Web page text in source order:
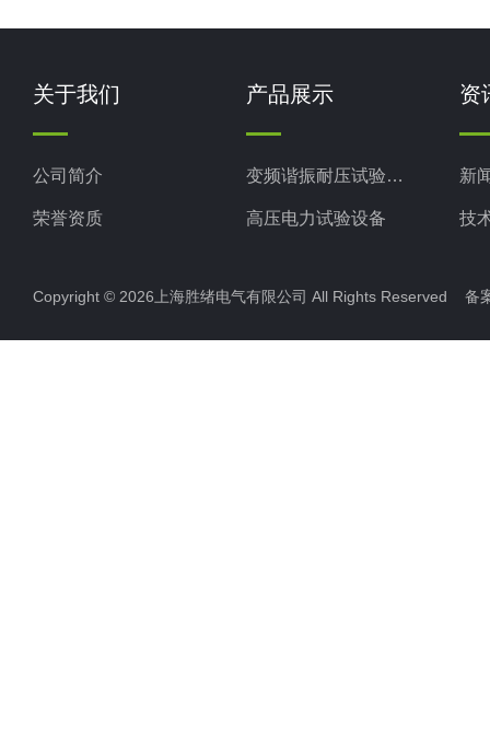
关于我们
公司简介
荣誉资质
产品展示
变频谐振耐压试验装置
高压电力试验设备
防雷检测仪器设备
高压无线核相仪
资
新
技
Copyright © 2026上海胜绪电气有限公司 All Rights Reserved 备